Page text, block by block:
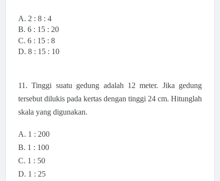
A. 2 : 8 : 4
B. 6 : 15 : 20
C. 6 : 15 : 8
D. 8 : 15 : 10
11. Tinggi suatu gedung adalah 12 meter. Jika gedung
tersebut dilukis pada kertas dengan tinggi 24 cm. Hitunglah
skala yang digunakan.
A. 1 : 200
B. 1 : 100
C. 1 : 50
D. 1 : 25